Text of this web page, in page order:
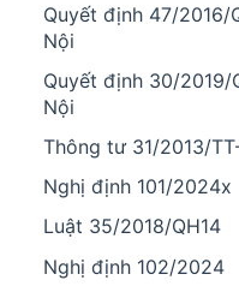
Quyết định 47/2016/
Nội
Quyết định 30/2019/
Nội
Thông tư 31/2013/
Nghị định 101/2024x
Luật 35/2018/QH14
Nghị định 102/2024